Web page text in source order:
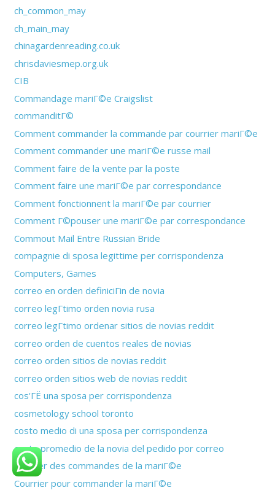
ch_common_may
ch_main_may
chinagardenreading.co.uk
chrisdaviesmep.org.uk
CIB
Commandage mariГ©e Craigslist
commanditГ©
Comment commander la commande par courrier mariГ©e
Comment commander une mariГ©e russe mail
Comment faire de la vente par la poste
Comment faire une mariГ©e par correspondance
Comment fonctionnent la mariГ©e par courrier
Comment Г©pouser une mariГ©e par correspondance
Commout Mail Entre Russian Bride
compagnie di sposa legittime per corrispondenza
Computers, Games
correo en orden definiciГіn de novia
correo legГ­timo orden novia rusa
correo legГ­timo ordenar sitios de novias reddit
correo orden de cuentos reales de novias
correo orden sitios de novias reddit
correo orden sitios web de novias reddit
cos'ГЁ una sposa per corrispondenza
cosmetology school toronto
costo medio di una sposa per corrispondenza
costo promedio de la novia del pedido por correo
courrier des commandes de la mariГ©e
Courrier pour commander la mariГ©e